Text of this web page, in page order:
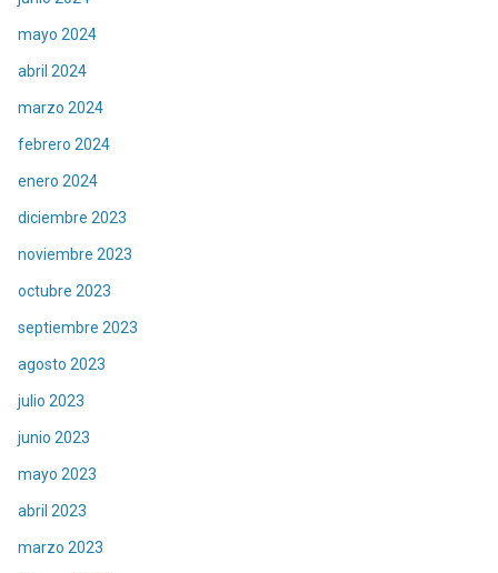
mayo 2024
abril 2024
marzo 2024
febrero 2024
enero 2024
diciembre 2023
noviembre 2023
octubre 2023
septiembre 2023
agosto 2023
julio 2023
junio 2023
mayo 2023
abril 2023
marzo 2023